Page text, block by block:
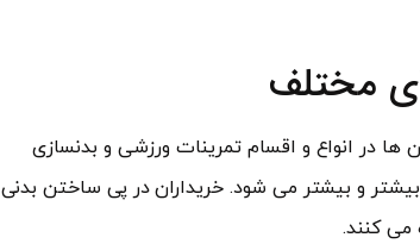
مختلف
در انواع و اقسام تمرینات ورزشی و بدنسازی
بیشتر و بیشتر می شود. خریداران در پی ساختن بدنی
می کنند.